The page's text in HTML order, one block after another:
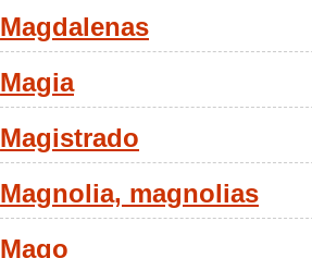
Magdalenas
Magia
Magistrado
Magnolia, magnolias
Mago